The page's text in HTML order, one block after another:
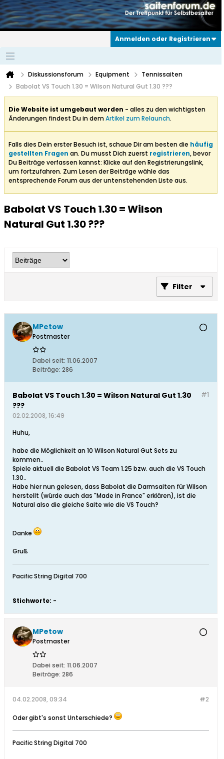
Anmelden oder Registrieren
Diskussionsforum Equipment
Tennissaiten
Babolat VS Touch 1.30 = Wilson Natural Gut 1.30 ???
Die Website ist umgebaut worden - alles zu den wichtigsten
Änderungen findest Du in demArtikel zum Relaunch.
Falls dies Dein erster Besuch ist, schaue Dir am besten die häufig
gestellten Fragen an. Du musst Dich zuerst registrieren, bevor
Du Beiträge verfassen kannst: Klicke auf den Registrierungslink,
um fortzufahren. Zum Lesen der Beiträge wähle das
entsprechende Forum aus der untenstehenden Liste aus.
Babolat VS Touch 1.30 = Wilson
Natural Gut 1.30 ???
Filter
MPetow
Postmaster
Dabei seit: 11.06.2007
Beiträge: 286
#1
Babolat VS Touch 1.30 = Wilson Natural Gut 1.30
???
02.02.2008, 16:49
Huhu,
habe die Möglichkeit an 10 Wilson Natural Gut Sets zu
kommen..
Spiele aktuell die Babolat VS Team 1.25 bzw. auch die VS Touch
1.30..
Habe hier nun gelesen, dass Babolat die Darmsaiten für Wilson
herstellt (würde auch das "Made in France" erklären), ist die
Natural also die gleiche Saite wie die VS Touch?
Danke
Gruß
Pacific String Digital 700
Stichworte: -
MPetow
Postmaster
Dabei seit: 11.06.2007
Beiträge: 286
#2
04.02.2008, 09:34
Oder gibt's sonst Unterschiede?
Pacific String Digital 700